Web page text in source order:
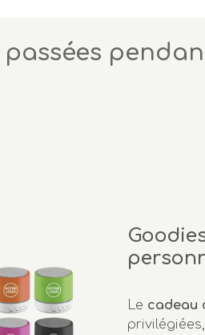
passées
Le cadeau